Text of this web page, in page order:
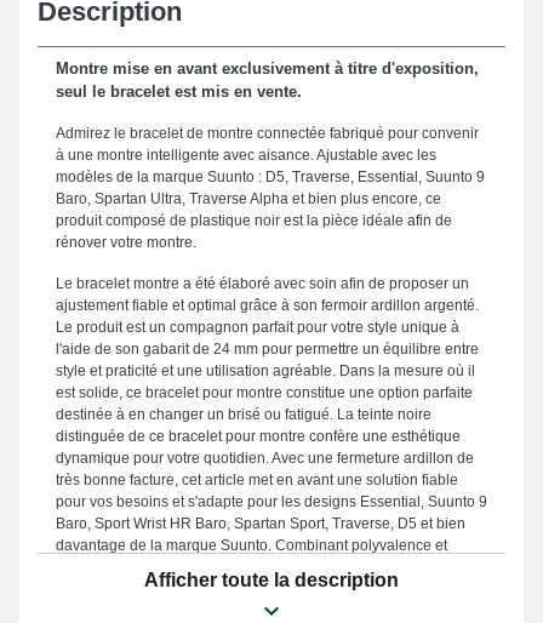
Description
Montre mise en avant exclusivement à titre d'exposition,
seul le bracelet est mis en vente.
Admirez le bracelet de montre connectée fabriqué pour convenir
à une montre intelligente avec aisance. Ajustable avec les
modèles de la marque Suunto : D5, Traverse, Essential, Suunto 9
Baro, Spartan Ultra, Traverse Alpha et bien plus encore, ce
produit composé de plastique noir est la pièce idéale afin de
rénover votre montre.
Le bracelet montre a été élaboré avec soin afin de proposer un
ajustement fiable et optimal grâce à son fermoir ardillon argenté.
Le produit est un compagnon parfait pour votre style unique à
l'aide de son gabarit de 24 mm pour permettre un équilibre entre
style et praticité et une utilisation agréable. Dans la mesure où il
est solide, ce bracelet pour montre constitue une option parfaite
destinée à en changer un brisé ou fatigué. La teinte noire
distinguée de ce bracelet pour montre confère une esthétique
dynamique pour votre quotidien. Avec une fermeture ardillon de
très bonne facture, cet article met en avant une solution fiable
pour vos besoins et s'adapte pour les designs Essential, Suunto 9
Baro, Sport Wrist HR Baro, Spartan Sport, Traverse, D5 et bien
davantage de la marque Suunto. Combinant polyvalence et
unique avec plusieurs références de manière sans effort tout en
Afficher toute la description